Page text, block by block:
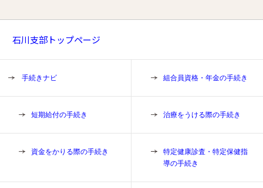
石川支部トップページ
手続きナビ 組合員資格・年金の手続き
短期給付の手続き 治療をうける際の手続き
資金をかりる際の手続き
特定健康診査・特定保健指
導の手続き